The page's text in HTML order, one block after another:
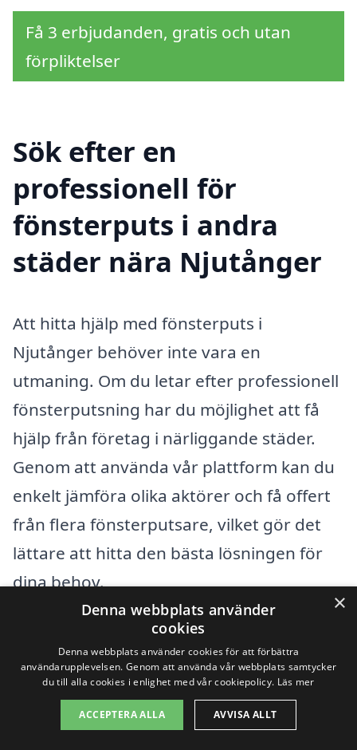
Få 3 erbjudanden, gratis och utan
förpliktelser
Sök efter en
professionell för
fönsterputs i andra
städer nära Njutånger
Att hitta hjälp med fönsterputs i
Njutånger behöver inte vara en
utmaning. Om du letar efter professionell
fönsterputsning har du möjlighet att få
hjälp från företag i närliggande städer.
Genom att använda vår plattform kan du
enkelt jämföra olika aktörer och få offert
från flera fönsterputsare, vilket gör det
lättare att hitta den bästa lösningen för
dina behov.
Ibland kan det vara värt att utforska
alternativ som finns i städer runt omkring
Njutånger. Här är några av de städer där
du kan hitta kvalificerade företag för
×
Denna webbplats använder
cookies
Denna webbplats använder cookies för att förbättra
användarupplevelsen. Genom att använda vår webbplats samtycker
du till alla cookies i enlighet med vår cookiepolicy. Läs mer
ACCEPTERA ALLA AVVISA ALLT